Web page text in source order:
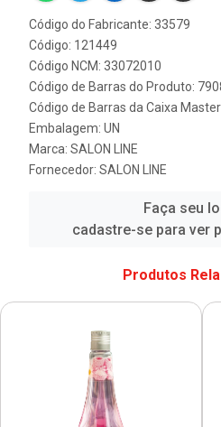
Código do Fabricante: 33579
Código: 121449
Código NCM: 33072010
Código de Barras do Produto:
Código de Barras da Caixa
Embalagem: UN
Marca: SALON LINE
Fornecedor: SALON LINE
Faça seu
cadastre-se para ver
Produtos